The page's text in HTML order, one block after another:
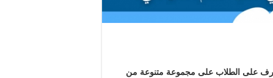
على الطلاب على مجموعة متنوعة من